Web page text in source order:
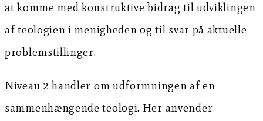
at komme med konstruktive bidrag til udviklingen
af teologien i menigheden og til svar på aktuelle
problemstillinger.
Niveau 2 handler om udformningen af en
sammenhængende teologi. Her anvender